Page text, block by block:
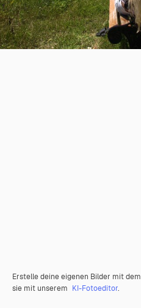
Erstelle deine eigenen Bilder mit dem
sie mit unserem KI-Fotoeditor.